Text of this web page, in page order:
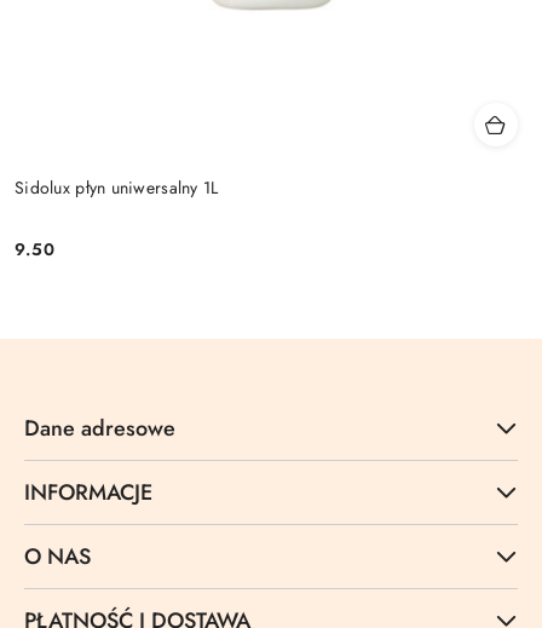
Sidolux płyn uniwersalny 1L
Cena:
9.50
Dane adresowe
INFORMACJE
O NAS
PŁATNOŚĆ I DOSTAWA